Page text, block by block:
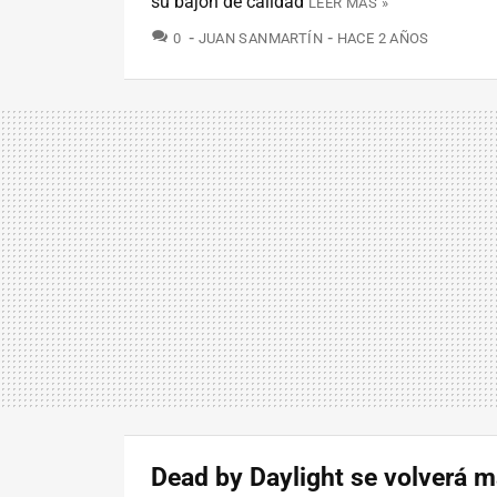
0 COMENTARIOS
JUAN SANMARTÍN HACE 2 AÑOS
Dead by Daylight se volverá